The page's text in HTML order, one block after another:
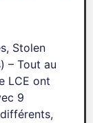
Stolen
– Tout au
LCE ont
9